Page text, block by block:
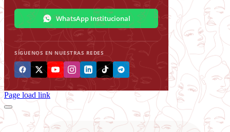
WhatsApp Institucional
SÍGUENOS EN NUESTRAS REDES
Page load link